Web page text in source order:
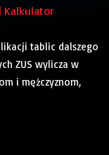
Kalkulator
tablic dalszego
ZUS wylicza w
i mężczyznom,